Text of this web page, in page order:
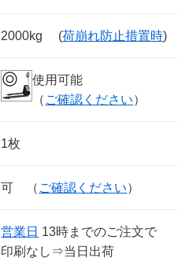
2000kg (荷崩れ防止措置時)
使用可能
（ ご確認ください）
1枚
可 （ ご確認ください）
営業日 13時までのご注文で
印刷なし⇒当日出荷